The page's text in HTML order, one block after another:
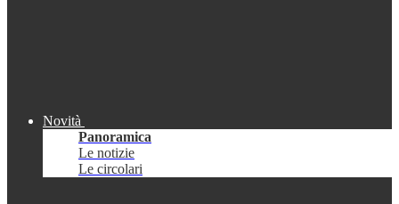
Novità
Panoramica
Le notizie
Le circolari